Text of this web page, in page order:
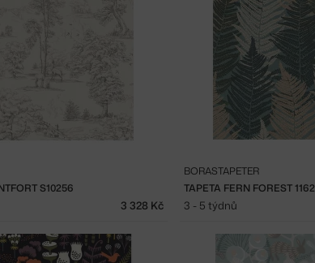
S10256
3 328 Kč
TAPETA FERN FOREST 1162
BORASTAPETER
3 - 5 týdnů